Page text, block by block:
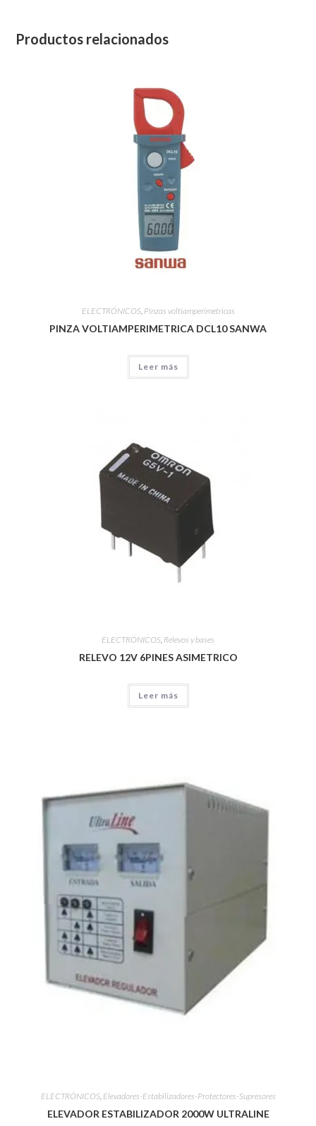
Productos relacionados
ELECTRÓNICOS, Pinzas voltiamperimetricas
PINZA VOLTIAMPERIMETRICA DCL10 SANWA
Leer más
ELECTRÓNICOS Relevos y bases
RELEVO 12V 6PINES ASIMETRICO
Leer más
ELECTRÓNICOS, Elevadores-Estabilizadores-Protectores-Supresores
ELEVADOR ESTABILIZADOR 2000W ULTRALINE